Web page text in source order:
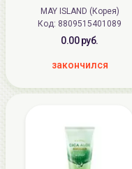
MAY ISLAND (Корея)
Код: 8809515401089
0.00 руб.
закончился